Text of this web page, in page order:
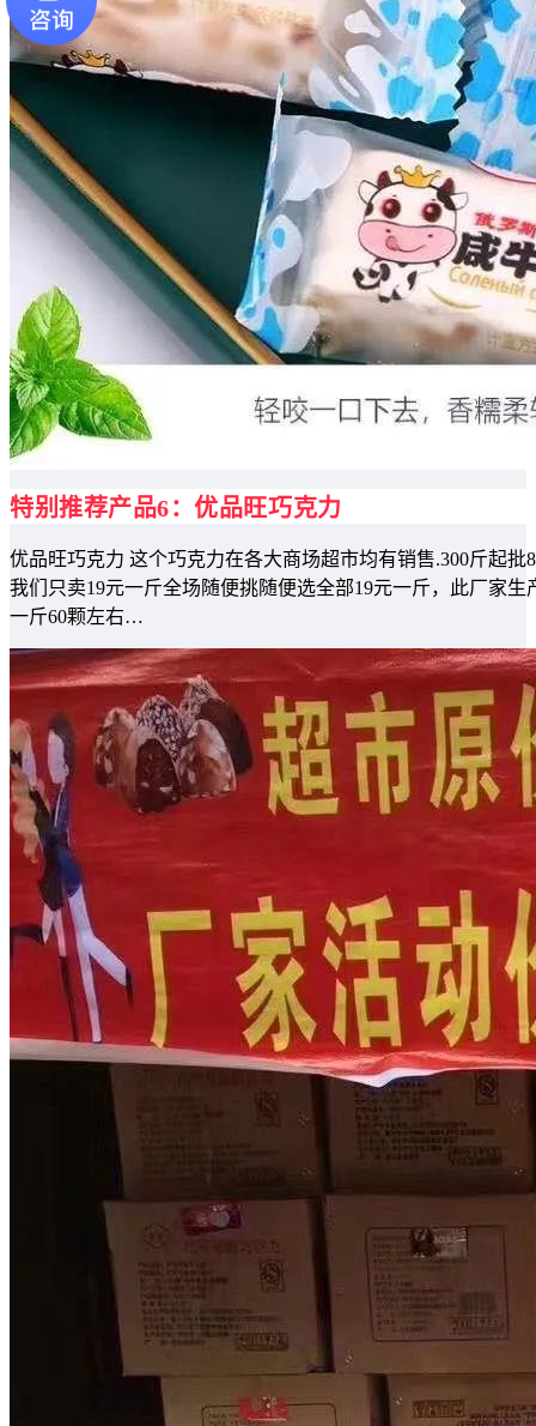
特别推荐产品6：优品旺巧克力
优品旺巧克力 这个巧克力在各大商场超市均有销售.300斤起
我们只卖19元一斤全场随便挑随便选全部19元一斤，此厂家
一斤60颗左右…